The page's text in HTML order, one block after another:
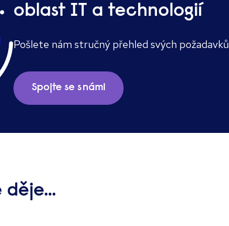
oblast IT a technologií
Pošlete nám stručný přehled svých požadavků
Spojte se s námi
děje…